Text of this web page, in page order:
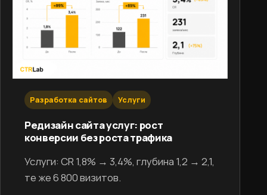
Разработка сайтов Услуги
Редизайн сайта услуг: рост
конверсии без роста трафика
Услуги: CR 1,8% → 3,4%, глубина 1,2 → 2,1,
те же 6 800 визитов.